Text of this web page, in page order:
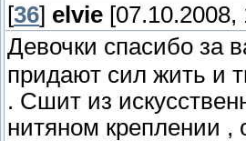
[36] elvie [07.10.2008,
Девочки спасибо за
придают сил жить и
. Сшит из
нитяном креплении ,